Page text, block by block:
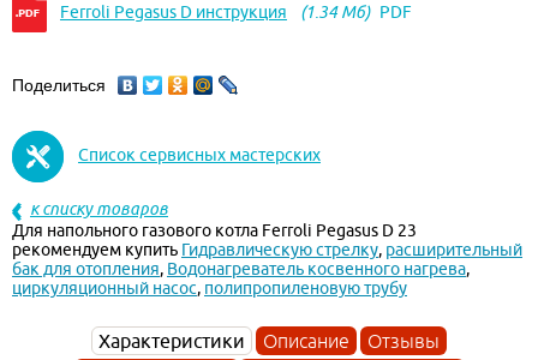
Ferroli Pegasus D инструкция (1.34 Мб) PDF
Поделиться
Список сервисных мастерских
к списку товаров
Для напольного газового котла Ferroli Pegasus D 23
рекомендуем купить Гидравлическую стрелку, расширительный
бак для отопления, Водонагреватель косвенного нагрева,
циркуляционный насос, полипропиленовую трубу
Характеристики Описание
Отзывы